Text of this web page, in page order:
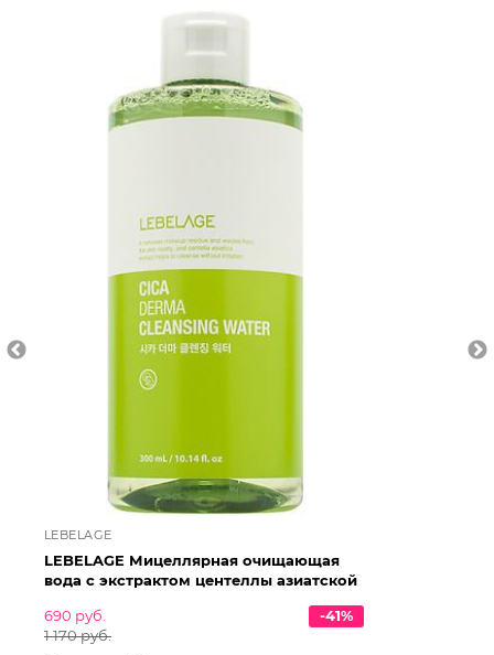
LEBELAGE
LEBELAGE Мицеллярная очищающая
вода с экстрактом центеллы азиатской
690 руб.
1 170 руб.
-41%